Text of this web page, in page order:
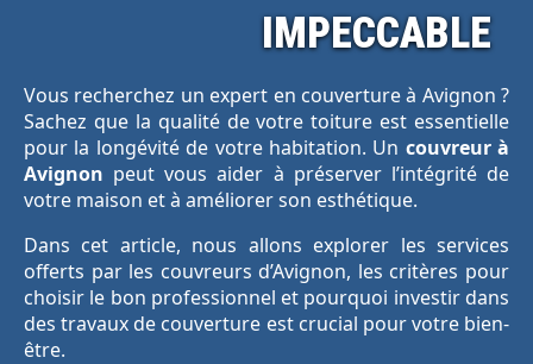
IMPECCABLE
Vous recherchez un expert en couverture à Avignon ?
Sachez que la qualité de votre toiture est essentielle
pour la longévité de votre habitation. Un couvreur à
Avignon peut vous aider à préserver l’intégrité de
votre maison et à améliorer son esthétique.
Dans cet article, nous allons explorer les services
offerts par les couvreurs d’Avignon, les critères pour
choisir le bon professionnel et pourquoi investir dans
des travaux de couverture est crucial pour votre bien-
être.